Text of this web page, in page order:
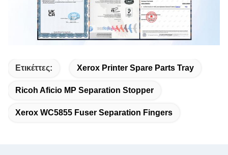
Ετικέττες: Xerox Printer Spare Parts Tray
Ricoh Aficio MP Separation Stopper
Xerox WC5855 Fuser Separation Fingers